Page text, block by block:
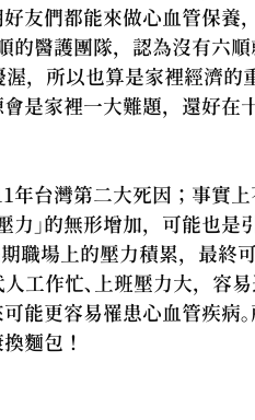
友們都能來做心血管保養
的醫護團隊，認為沒有六
，所以也算是家裡經濟的
是家裡一大難題，還好在
台灣第二大死因；事實上
力」的無形增加，可能也是
職場上的壓力積累，最終
工作忙、上班壓力大，容易
能更容易罹患心血管疾病
麵包！